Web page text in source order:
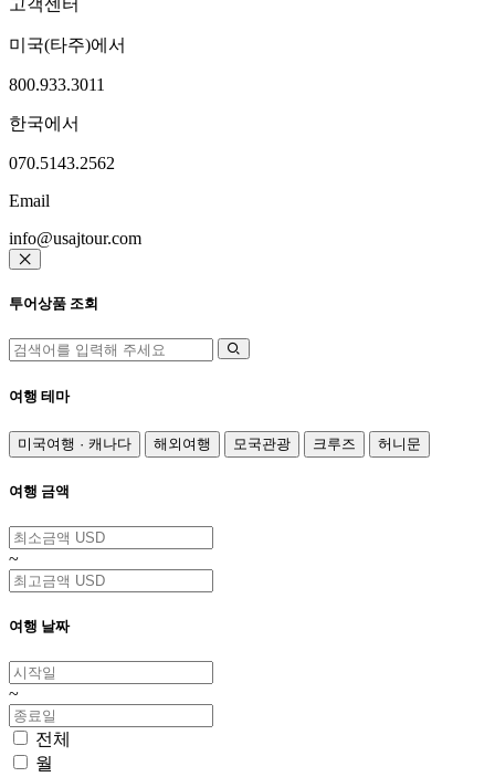
고객센터
미국(타주)에서
800.933.3011
한국에서
070.5143.2562
Email
info@usajtour.com
투어상품 조회
여행 테마
미국여행 · 캐나다 해외여행 모국관광 크루즈 허니문
여행 금액
~
여행 날짜
~
전체
월